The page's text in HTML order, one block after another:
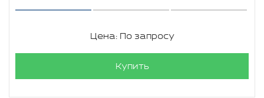
Цена: По запросу
Купить